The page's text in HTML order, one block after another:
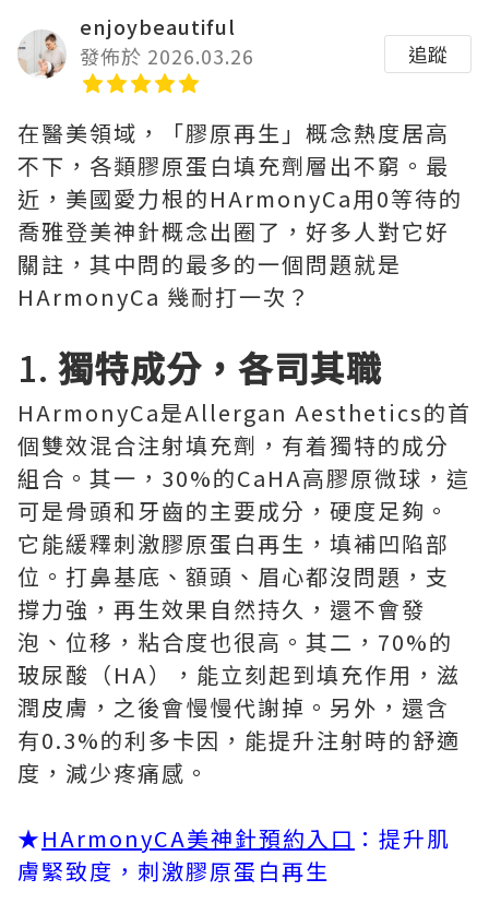
enjoybeautiful
發佈於 2026.03.26
追蹤
在醫美領域，「膠原再生」概念熱度居高
不下，各類膠原蛋白填充劑層出不窮。最
近，美國愛力根的HArmonyCa用0等待的
喬雅登美神針概念出圈了，好多人對它好
關註，其中問的最多的一個問題就是
HArmonyCa 幾耐打一次？
1. 獨特成分，各司其職
HArmonyCa是Allergan Aesthetics的首
個雙效混合注射填充劑，有着獨特的成分
組合。其一，30%的CaHA高膠原微球，這
可是骨頭和牙齒的主要成分，硬度足夠。
它能緩釋刺激膠原蛋白再生，填補凹陷部
位。打鼻基底、額頭、眉心都沒問題，支
撐力強，再生效果自然持久，還不會發
泡、位移，粘合度也很高。其二，70%的
玻尿酸（HA），能立刻起到填充作用，滋
潤皮膚，之後會慢慢代謝掉。另外，還含
有0.3%的利多卡因，能提升注射時的舒適
度，減少疼痛感。
★HArmonyCA美神針預約入口 ：提升肌
膚緊致度，刺激膠原蛋白再生